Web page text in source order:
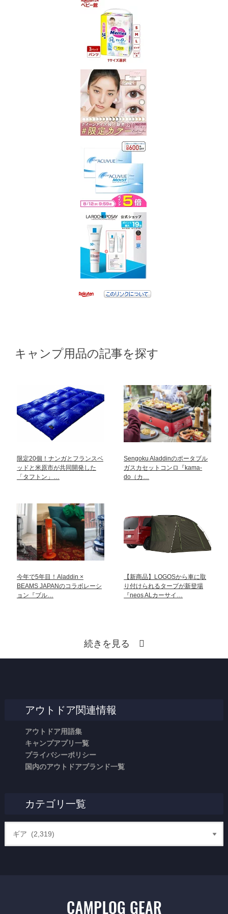
キャンプ用品の記事を探す
限定20個！ナンガとフランスベ
ッドと米原市が共同開発した
「タフトン」…
Sengoku Aladdinのポータブル
ガスカセットコンロ『kama-
do（カ…
今年で5年目！Aladdin ×
BEAMS JAPANのコラボレーシ
ョン『ブル…
【新商品】LOGOSから車に取
り付けられるタープが新登場
『neos ALカーサイ…
続きを見る
アウトドア関連情報
アウトドア用語集
キャンプアプリ一覧
プライバシーポリシー
国内のアウトドアブランド一覧
カテゴリ一覧